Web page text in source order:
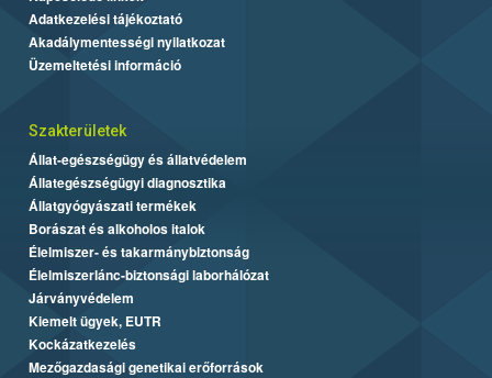
Adatkezelési tájékoztató
Akadálymentességi nyilatkozat
Üzemeltetési információ
Szakterületek
Állat-egészségügy és állatvédelem
Állategészségügyi diagnosztika
Állatgyógyászati termékek
Borászat és alkoholos italok
Élelmiszer- és takarmánybiztonság
Élelmiszerlánc-biztonsági laborhálózat
Járványvédelem
Kiemelt ügyek, EUTR
Kockázatkezelés
Mezőgazdasági genetikai erőforrások